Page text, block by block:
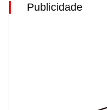
Publicidade